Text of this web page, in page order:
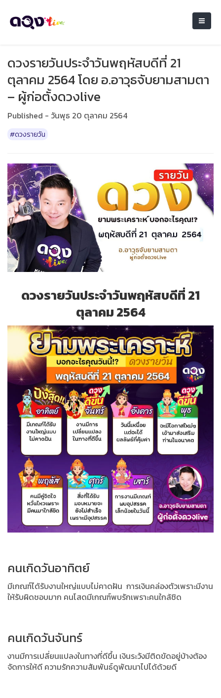
ดวงรายวันประจำวันพฤหัสบดีที่ 21
ตุลาคม 2564 โดย อ.อาวุธจับยามสามตา
– ผู้ก่อตั้งดวงlive
Published - วันพุธ 20 ตุลาคม 2564
#ดวงรายวัน
ดวงรายวันประจำวันพฤหัสบดีที่ 21
ตุลาคม 2564
คนเกิดวันอาทิตย์
มีเกณฑ์ได้รับงานใหญ่แบบไม่คาดฝัน การเงินคล่องตัวเพราะมีงาน
ให้รับผิดชอบมาก คนโสดมีเกณฑ์พบรักเพราะคนใกล้ชิด
คนเกิดวันจันทร์
งานมีการเปลี่ยนแปลงในทางที่ดีขึ้น เงินระวังมีติดขัดอยู่บ้างต้อง
จัดการให้ดี ความรักความสัมพันธ์ดูพัฒนาไปได้ด้วยดี